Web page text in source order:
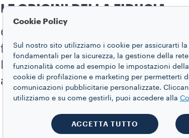
LE ORIGINI DELLA FIDUCIA
Con alcune delle nostre fincas i
finca brasiliana Guaxupè sono
Lavazza intento a scegliere i
amicizia, che dura da decenni.
Cookie Policy
Sul nostro sito utilizziamo i cookie per assicurarti
fondamentali per la sicurezza, la gestione della
funzionalità come ad esempio le impostazioni
cookie di profilazione e marketing per permetterti
comunicazioni pubblicitarie personalizzate.
utilizziamo e su come gestirli, puoi accedere alla
ACCETTA TUTTO